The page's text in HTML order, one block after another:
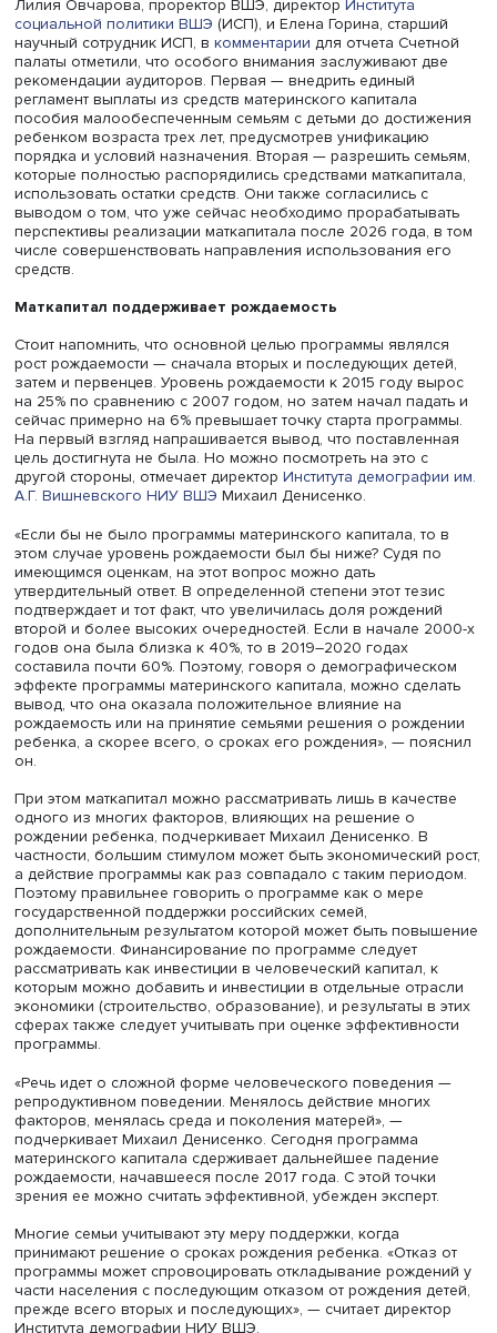
основных сложностей являются ограничения на право
использования. Сейчас до достижения ребенком трех
средства маткапитала можно потратить на получение
дошкольное образование, приобретение товаров для
инвалидов и ежемесячные выплаты. При этом их
использовать на покупку жилья, иные виды
накопительную пенсию. По расчетам Счетной палаты,
ограничений коснется более 1,5 млн человек. На
этого предложения потребуется порядка 47,2 млрд
сообщил Сергей Штогрин.
Лилия Овчарова, проректор ВШЭ, директорИнститута
социальной политики ВШЭ
палаты отметили, что особого внимания заслуживают
рекомендации аудиторов. Первая — внедрить единый
регламент выплаты из средств материнского капитала
пособия малообеспеченным семьям с детьми до
ребенком возраста трех лет, предусмотрев унификацию
порядка и условий назначения. Вторая — разрешить
которые полностью распорядились средствами
использовать остатки средств. Они также согласились с
выводом о том, что уже сейчас необходимо
числе совершенствовать направления использования
средств.
Маткапитал поддерживает рождаемость
Стоит напомнить, что основной целью программы
рост рождаемости — сначала вторых и последующих
затем и первенцев. Уровень рождаемости к 2015 году
на 25% по сравнению с 2007 годом, но затем начал
сейчас примерно на 6% превышает точку старта
На первый взгляд напрашивается вывод, что
цель достигнута не была. Но можно посмотреть на это с
другой стороны, отмечает директорИнститута
А.Г. Вишневского НИУ ВШЭМихаил Денисенко.
«Если бы не было программы материнского капитала,
этом случае уровень рождаемости был бы ниже? Судя
имеющимся оценкам, на этот вопрос можно дать
утвердительный ответ. В определенной степени этот
подтверждает и тот факт, что увеличилась доля
второй и более высоких очередностей. Если в начале
годов она была близка к 40%, то в 2019–2020 годах
составила почти 60%. Поэтому, говоря о
эффекте программы материнского капитала, можно
вывод, что она оказала положительное влияние на
рождаемость или на принятие семьями решения о
ребенка, а скорее всего, о сроках его рождения», —
он.
При этом маткапитал можно рассматривать лишь в
одного из многих факторов, влияющих на решение о
рождении ребенка, подчеркивает Михаил Денисенко. В
частности, большим стимулом может быть
а действие программы как раз совпадало с таким
Поэтому правильнее говорить о программе как о мере
государственной поддержки российских семей,
дополнительным результатом которой может быть